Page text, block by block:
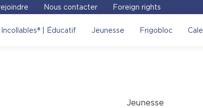
Nous contacter Foreign rights
Incollables® | Éducatif Jeunesse Frigobloc
Jeunesse